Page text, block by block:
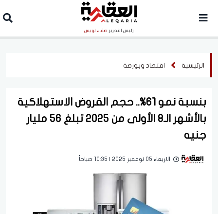
رئيس التحرير صفاء لويس
الرئيسية اقتصاد وبورصة
بنسبة نمو 61%.. حجم القروض الاستهلاكية
بالأشهر الـ8 الأولى من 2025 تبلغ 56 مليار
جنيه
الاربعاء 05 نوفمبر 2025 | 10:35 صباحاً